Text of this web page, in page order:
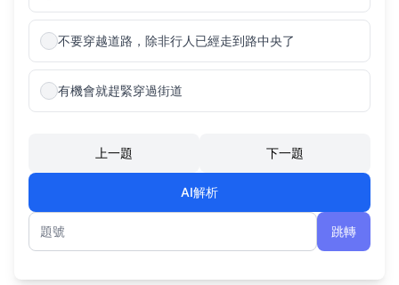
不要穿越道路，除非行人已經走到路中央了
有機會就趕緊穿過街道
上一題 下一題
AI解析
題號
跳轉